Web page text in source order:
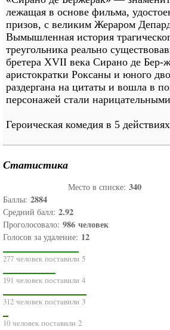
лежащая в основе фильма,
призов, с великим Жераром
Вымышленная история
треугольника реально
бретера ХVII века Сирано де Бер-
аристократки Роксаны и юного
раздергана на цитаты и вошла в
персонажей стали
Героическая комедия в 5
Статистика
Место в списке: 340
Баллы: 2884
Средний балл: 2.92
Проголосовало: 986 человек
Голосов за удаление: 12
277 человек поставили 5
191 человек поставили 4
312 человек поставили 3
10 человек поставили 2